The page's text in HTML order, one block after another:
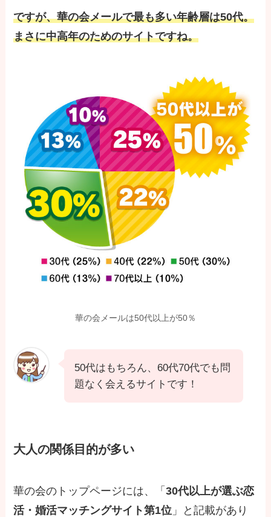
ですが、華の会メールで最も多い年齢層は50代。
まさに中高年のためのサイトですね。
華の会メールは50代以上が50％
50代はもちろん、60代70代でも問
題なく会えるサイトです！
大人の関係目的が多い
華の会のトップページには、「30代以上が選ぶ恋
活・婚活マッチングサイト第1位 」と記載があり